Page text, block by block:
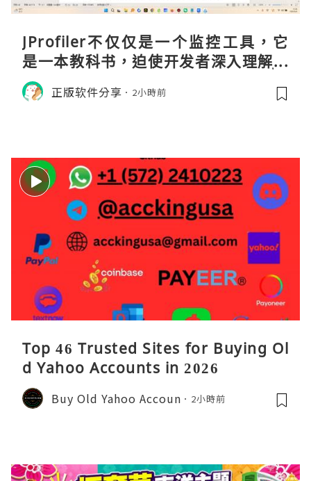
JProfiler不仅仅是一个监控工具，它
是一本教科书，迫使开发者深入理解JV
M的内存模型、垃圾回收机制和并发原
理。通过直观的可视化数据，它将抽象
正版软件分享 2小時前
Top 46 Trusted Sites for Buying Ol
d Yahoo Accounts in 2026
Buy Old Yahoo Accoun 2小時前